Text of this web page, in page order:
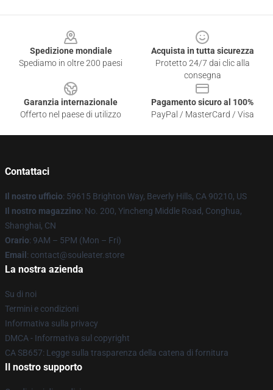
Spedizione mondiale
Spediamo in oltre 200 paesi
Acquista in tutta sicurezza
Protetto 24/7 dai clic alla
consegna
Garanzia internazionale
Offerto nel paese di utilizzo
Pagamento sicuro al 100%
PayPal / MasterCard / Visa
Contattaci
Il nostro ufficio: 59615 Brighton Way, Beverly Hills, CA 90210, US
Il nostro magazzino: No. 200, Yincheng Middle Road, Conghua,
Shanghai, CN
Orario: 9AM – 5PM (Mon – Fri)
Email : contact@souleater.store
La nostra azienda
Su di noi
Termini e condizioni
Informativa sulla privacy
DMCA - Informativa sul copyright
CA SB657: Legge sulla trasparenza della catena di fornitura
Il nostro supporto